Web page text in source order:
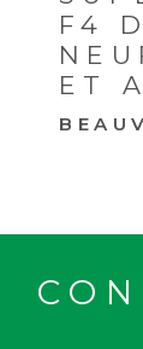
F4
ET